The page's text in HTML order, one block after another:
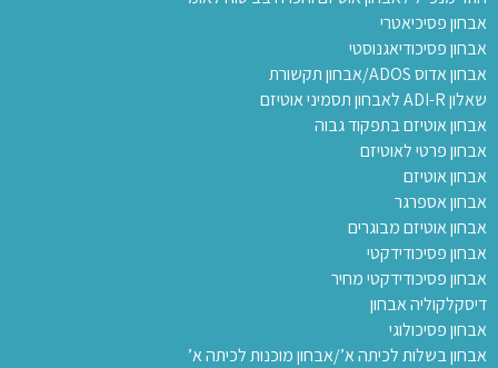
אבחון פסיכיאטרי
אבחון פסיכודיאגנוסטי
אבחון אדוס ADOS/אבחון תקשורת
שאלון ADI-R לאבחון תסמיני אוטיזם
אבחון אוטיזם בתפקוד גבוה
אבחון פרטי לאוטיזם
אבחון אוטיזם
אבחון אספרגר
אבחון אוטיזם מבוגרים
אבחון פסיכודידקטי
אבחון פסיכודידקטי מחיר
דיסקלקוליה אבחון
אבחון פסיכולוגי
אבחון בשלות לכיתה א’/אבחון מוכנות לכיתה א’